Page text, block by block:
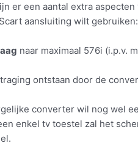
er een aantal extra
aansluiting wilt gebruiken:
naar maximaal 576i (i.p.v.
ontstaan door de
converter wil nog wel
enkel tv toestel zal het